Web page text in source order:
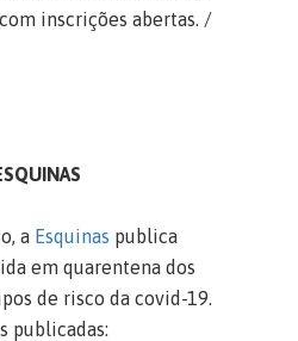
inscrições abertas. /
a Esquinas publica
em quarentena dos
de risco da covid-19.
publicadas: